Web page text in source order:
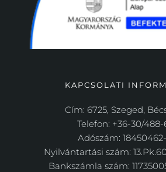
KAPCSOLATI
Cím: 6725, Szeged,
Telefon: +36-30/488-
Adószám:
Nyilvántartási szám:
Bankszámla szám: